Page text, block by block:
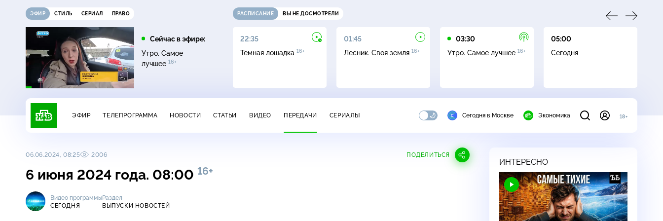
ЭФИР СТИЛЬ СЕРИАЛ ПРАВО
Сейчас в эфире:
Утро. Самое
лучшее 16+
РАСПИСАНИЕ ВЫ НЕ ДОСМОТРЕЛИ
21:15
Сегодня
21:30
Неизвестная Россия
22:35
Темная лошадка 16+
01:45
Лесник. Своя земля 16+
03:30
Утро. Самое лучшее 16+
05:00
Сегодня
ЭФИР ТЕЛЕПРОГРАММА НОВОСТИ СТАТЬИ ВИДЕО ПЕРЕДАЧИ СЕРИАЛЫ Сегодня в Москве Экономика 18+
06.06.2024, 08:25 2006 ПОДЕЛИТЬСЯ
6 июня 2024 года. 08:00 16+
Видео программы
СЕГОДНЯ
Раздел
ВЫПУСКИ НОВОСТЕЙ
ИНТЕРЕСНО